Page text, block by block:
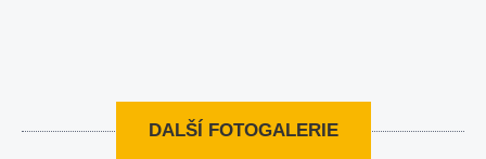
DALŠÍ FOTOGALERIE